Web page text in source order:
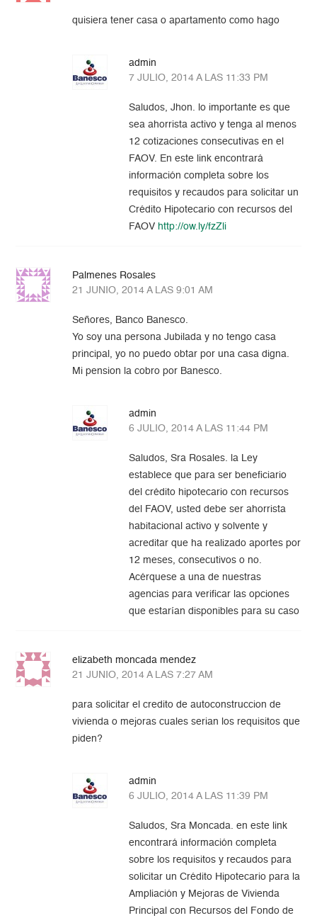
quisiera tener casa o apartamento como hago
admin
7 JULIO, 2014 A LAS 11:33 PM
Saludos, Jhon. lo importante es que
sea ahorrista activo y tenga al menos
12 cotizaciones consecutivas en el
FAOV. En este link encontrará
información completa sobre los
requisitos y recaudos para solicitar un
Crédito Hipotecario con recursos del
FAOV http://ow.ly/fzZli
Palmenes Rosales
21 JUNIO, 2014 A LAS 9:01 AM
Señores, Banco Banesco.
Yo soy una persona Jubilada y no tengo casa
principal, yo no puedo obtar por una casa digna.
Mi pension la cobro por Banesco.
admin
6 JULIO, 2014 A LAS 11:44 PM
Saludos, Sra Rosales. la Ley
establece que para ser beneficiario
del crédito hipotecario con recursos
del FAOV, usted debe ser ahorrista
habitacional activo y solvente y
acreditar que ha realizado aportes por
12 meses, consecutivos o no.
Acérquese a una de nuestras
agencias para verificar las opciones
que estarían disponibles para su caso
elizabeth moncada mendez
21 JUNIO, 2014 A LAS 7:27 AM
para solicitar el credito de autoconstruccion de
vivienda o mejoras cuales serian los requisitos que
piden?
admin
6 JULIO, 2014 A LAS 11:39 PM
Saludos, Sra Moncada. en este link
encontrará información completa
sobre los requisitos y recaudos para
solicitar un Crédito Hipotecario para la
Ampliación y Mejoras de Vivienda
Principal con Recursos del Fondo de